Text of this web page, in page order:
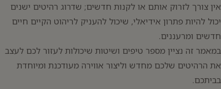
אין צורך לזרוק אותם או לקנות חדשים; שדרוג רהיטים ישנים
יכול להיות פתרון אידיאלי, שיכול להעניק לריהוט הקיים חיים
חדשים ומרעננים.
במאמר זה נציין מספר טיפים ושיטות שיכולות לעזור לכם לעצב
את הרהיטים שלכם מחדש וליצור אווירה מעודכנת ומיוחדת
בביתכם.